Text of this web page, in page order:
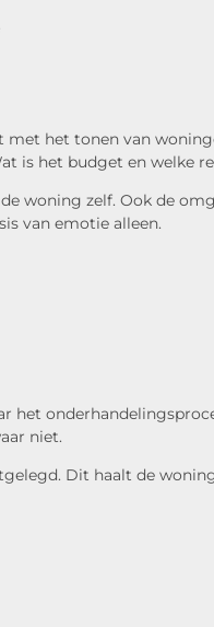
met het tonen van
is het budget en welke
woning zelf. Ook de
van emotie alleen.
het
niet.
Dit haalt de